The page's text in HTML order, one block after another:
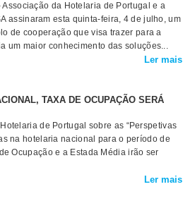
Associação da Hotelaria de Portugal e a
assinaram esta quinta-feira, 4 de julho, um
de cooperação que visa trazer para a
um maior conhecimento das soluções...
Ler mais
TAXA DE OCUPAÇÃO SERÁ
de Portugal sobre as “Perspetivas
na hotelaria nacional para o período de
Ocupação e a Estada Média irão ser
Ler mais